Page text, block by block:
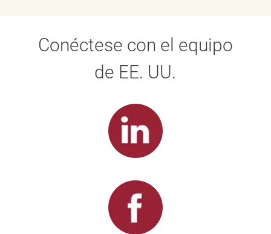
Conéctese con el equipo
de EE. UU.